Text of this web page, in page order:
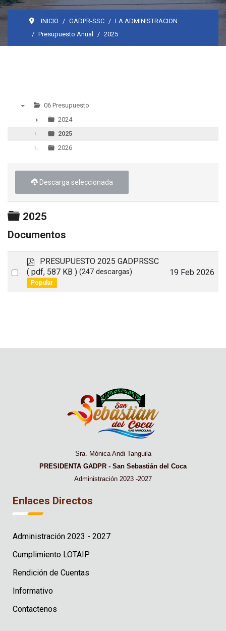
INICIO GADPR-SSC
LA ADMINISTRACION
Presupuesto Anual
2025
06 Presupuesto
►
2024
2025
2026
Descarga seleccionada
Carpeta
2025
Documentos
Select
p
d
f
PRESUPUESTO 2025 GADPRSSC
( pdf, 587 KB ) (247 descargas)
Popular
19 Feb 2026
Sra. Mónica Andi Tanguila
PRESIDENTA GADPR - San Sebastián del Coca
Administración 2023 -2027
Enlaces Directos
Administración 2023 - 2027
Cumplimiento LOTAIP
Rendición de Cuentas
Informativo
Contactenos